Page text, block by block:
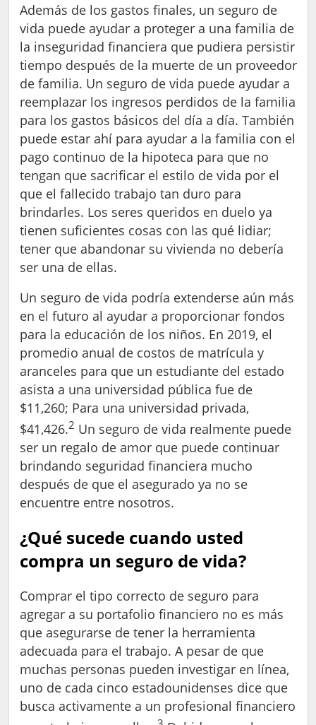
Además de los gastos finales, un seguro de
vida puede ayudar a proteger a una familia de
la inseguridad financiera que pudiera persistir
tiempo después de la muerte de un proveedor
de familia. Un seguro de vida puede ayudar a
reemplazar los ingresos perdidos de la familia
para los gastos básicos del día a día. También
puede estar ahí para ayudar a la familia con el
pago continuo de la hipoteca para que no
tengan que sacrificar el estilo de vida por el
que el fallecido trabajo tan duro para
brindarles. Los seres queridos en duelo ya
tienen suficientes cosas con las qué lidiar;
tener que abandonar su vivienda no debería
ser una de ellas.
Un seguro de vida podría extenderse aún más
en el futuro al ayudar a proporcionar fondos
para la educación de los niños. En 2019, el
promedio anual de costos de matrícula y
aranceles para que un estudiante del estado
asista a una universidad pública fue de
$11,260; Para una universidad privada,
$41,426.2 Un seguro de vida realmente puede
ser un regalo de amor que puede continuar
brindando seguridad financiera mucho
después de que el asegurado ya no se
encuentre entre nosotros.
¿Qué sucede cuando usted
compra un seguro de vida?
Comprar el tipo correcto de seguro para
agregar a su portafolio financiero no es más
que asegurarse de tener la herramienta
adecuada para el trabajo. A pesar de que
muchas personas pueden investigar en línea,
uno de cada cinco estadounidenses dice que
busca activamente a un profesional financiero